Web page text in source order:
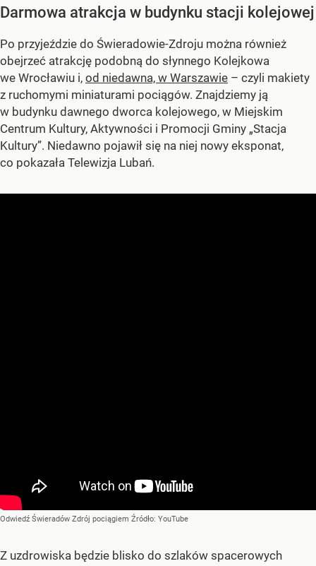
Darmowa atrakcja w budynku stacji kolejowej
Po przyjeździe do Świeradowie-Zdroju można również
obejrzeć atrakcję podobną do słynnego Kolejkowa
we Wrocławiu i, od niedawna, w Warszawie – czyli makiety
z ruchomymi miniaturami pociągów. Znajdziemy ją
w budynku dawnego dworca kolejowego, w Miejskim
Centrum Kultury, Aktywności i Promocji Gminy „Stacja
Kultury”. Niedawno pojawił się na niej nowy eksponat,
co pokazała Telewizja Lubań.
Odwiedź Świeradów Zdrój pociągiem Źródło: YouTube
Z uzdrowiska będzie blisko do szlaków spacerowych